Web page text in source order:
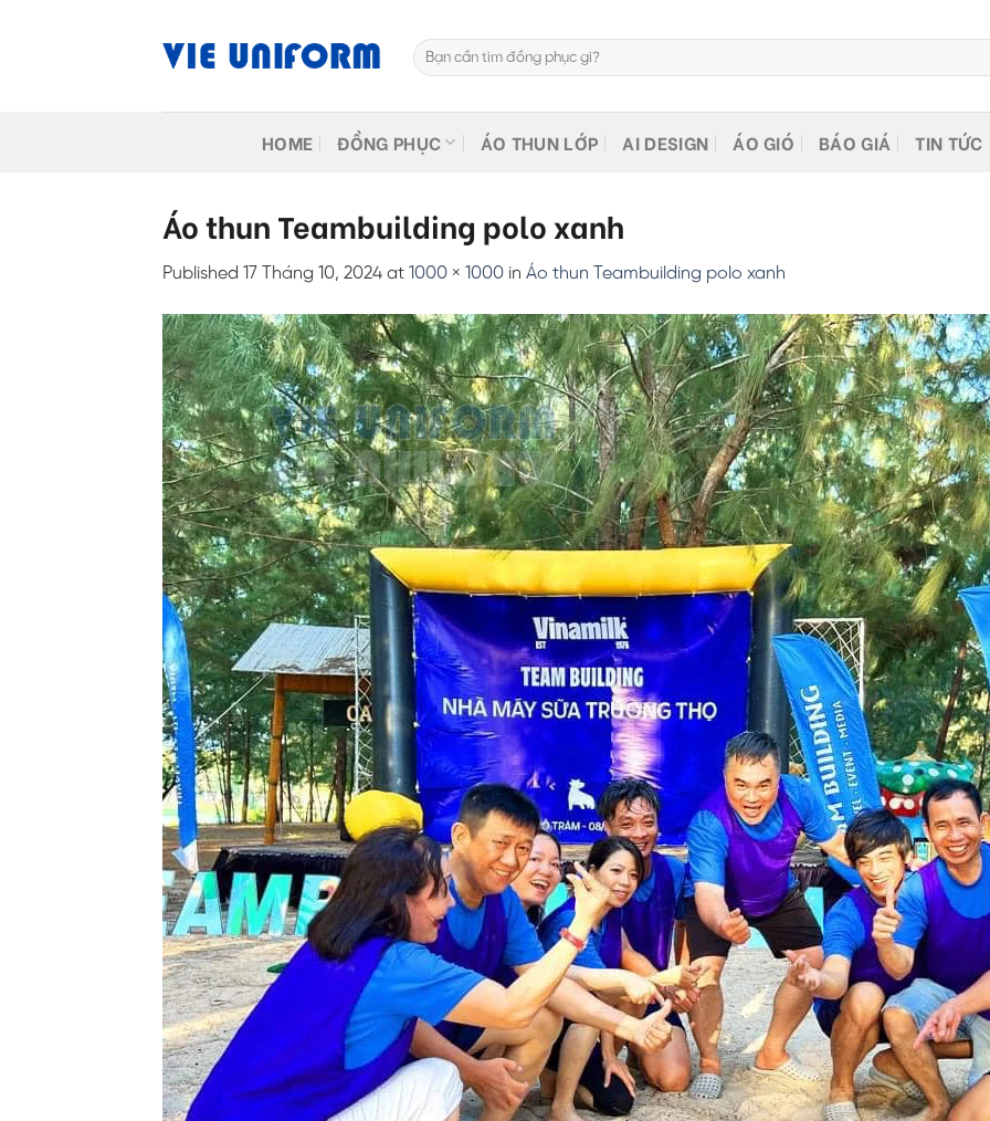
Tìm
kiếm:
HOME ĐỒNG PHỤC ÁO THUN LỚP AI DESIGN ÁO GIÓ BÁO GIÁ TIN TỨC
Áo thun Teambuilding polo xanh
Published 17 Tháng 10, 2024 at 1000 × 1000 in Áo thun Teambuilding polo xanh